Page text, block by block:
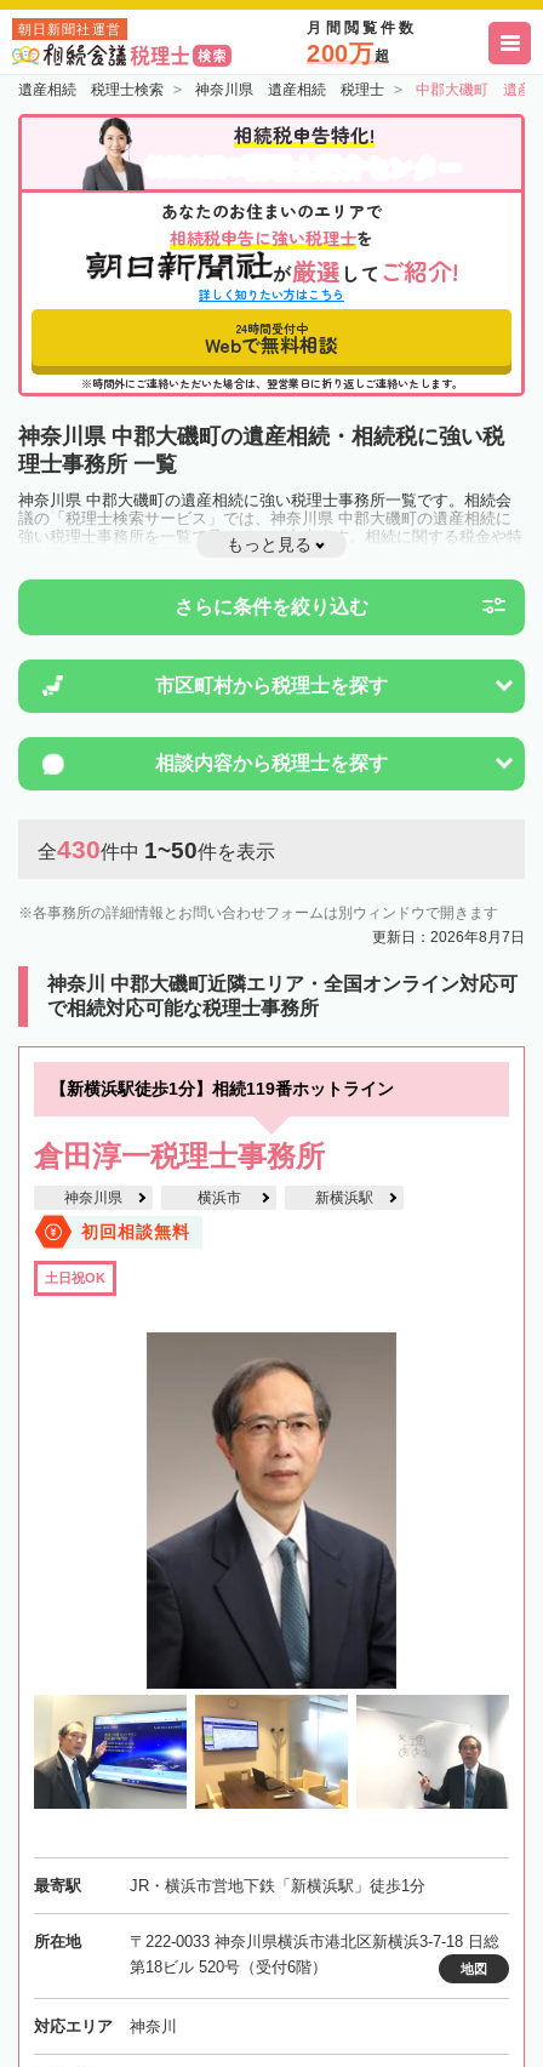
朝日新聞社運営 月間閲覧件数
200万超
遺産相続 税理士検索 神奈川県 遺産相続 税理士 中郡大磯町 遺産
相続税申告特化!
あなたのお住まいのエリアで
相続税申告に強い税理士を
が厳選 して ご紹介!
詳しく知りたい方はこちら
24時間受付中
Webで無料相談
※時間外にご連絡いただいた場合は、翌営業日に折り返しご連絡いたします。
神奈川県 中郡大磯町の遺産相続・相続税に強い税
理士事務所 一覧
神奈川県 中郡大磯町の遺産相続に強い税理士事務所一覧です。相続会
議の「税理士検索サービス」では、神奈川県 中郡大磯町の遺産相続に
強い税理士事務所を一覧で見ることが出来ます。相続に関する税金や特
例制度のことは一度近隣の税理士に相談してみましょう。
もっと見る
さらに条件を絞り込む
市区町村から税理士を探す
相談内容から税理士を探す
全430件中 1~50件を表示
各事務所の詳細情報とお問い合わせフォームは別ウィンドウで開きます
更新日：2026年8月7日
神奈川 中郡大磯町近隣エリア・全国オンライン対応可
で相続対応可能な税理士事務所
【新横浜駅徒歩1分】相続119番ホットライン
倉田淳一税理士事務所
神奈川県 横浜市 新横浜駅
初回相談無料
土日祝OK
最寄駅 JR・横浜市営地下鉄「新横浜駅」徒歩1分
所在地
〒222-0033 神奈川県横浜市港北区新横浜3-7-18 日総
第18ビル 520号（受付6階）
地図
対応エリア 神奈川